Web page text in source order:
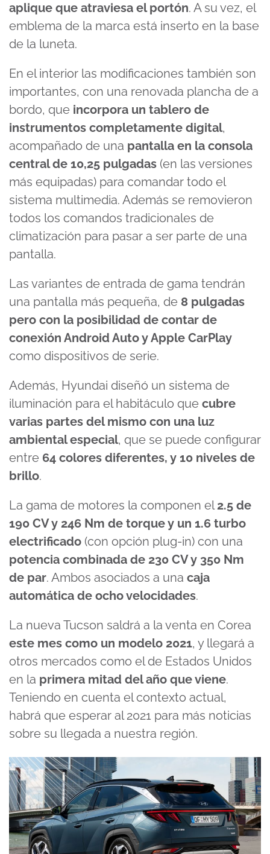
aplique que atraviesa el portón. A su vez, el
emblema de la marca está inserto en la base
de la luneta.
En el interior las modificaciones también son
importantes, con una renovada plancha de a
bordo, que incorpora un tablero de
instrumentos completamente digital,
acompañado de una pantalla en la consola
central de 10,25 pulgadas (en las versiones
más equipadas) para comandar todo el
sistema multimedia. Además se removieron
todos los comandos tradicionales de
climatización para pasar a ser parte de una
pantalla.
Las variantes de entrada de gama tendrán
una pantalla más pequeña, de 8 pulgadas
pero con la posibilidad de contar de
conexión Android Auto y Apple CarPlay
como dispositivos de serie.
Además, Hyundai diseñó un sistema de
iluminación para el habitáculo que cubre
varias partes del mismo con una luz
ambiental especial, que se puede configurar
entre 64 colores diferentes, y 10 niveles de
brillo.
La gama de motores la componen el2.5 de
190 CV y 246 Nm de torque y un 1.6 turbo
electrificado (con opción plug-in) con una
potencia combinada de 230 CV y 350 Nm
de par. Ambos asociados a una caja
automática de ocho velocidades.
La nueva Tucson saldrá a la venta en Corea
este mes como un modelo 2021, y llegará a
otros mercados como el de Estados Unidos
en la primera mitad del año que viene.
Teniendo en cuenta el contexto actual,
habrá que esperar al 2021 para más noticias
sobre su llegada a nuestra región.